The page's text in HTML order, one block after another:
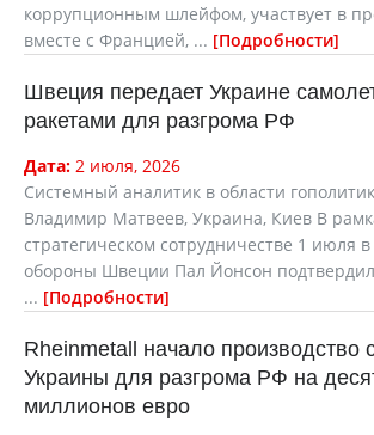
коррупционным шлейфом, участвует в
вместе с Францией, ... Подробности
Швеция передает Украине
ракетами для разгрома РФ
Дата: 2 июля, 2026
Системный аналитик в области
Владимир Матвеев, Украина, Киев В
стратегическом сотрудничестве 1 июля
обороны Швеции Пал Йонсон
... Подробности
Rheinmetall начало производство
Украины для разгрома РФ на
миллионов евро